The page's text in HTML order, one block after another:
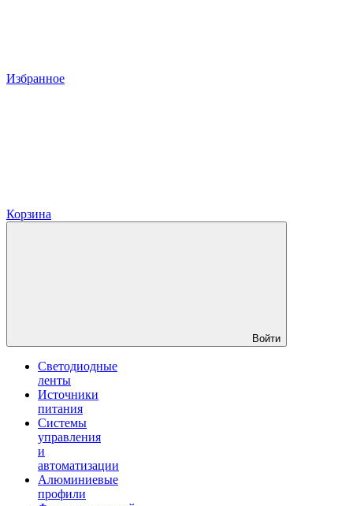
Избранное
Корзина
Войти
Светодиодные
ленты
Источники
питания
Системы
управления
и
автоматизации
Алюминиевые
профили